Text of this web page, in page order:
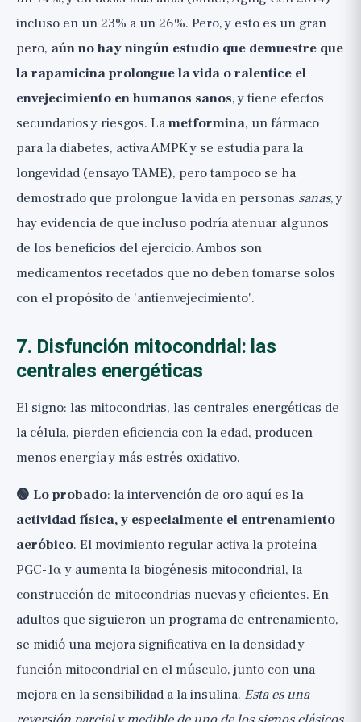
incluso en un 23% a un 26%. Pero, y esto es un gran
pero, aún no hay ningún estudio que demuestre que
la rapamicina prolongue la vida o ralentice el
envejecimiento en humanos sanos, y tiene efectos
secundarios y riesgos. Lametformina, un fármaco
para la diabetes, activa AMPK y se estudia para la
longevidad (ensayo TAME), pero tampoco se ha
demostrado que prolongue la vida en personas sanas, y
hay evidencia de que incluso podría atenuar algunos
de los beneficios del ejercicio. Ambos son
medicamentos recetados que no deben tomarse solos
con el propósito de 'antienvejecimiento'.
7. Disfunción mitocondrial: las
centrales energéticas
El signo: las mitocondrias, las centrales energéticas de
la célula, pierden eficiencia con la edad, producen
menos energía y más estrés oxidativo.
🟢 Lo probado: la intervención de oro aquí es la
actividad física, y especialmente el entrenamiento
aeróbico. El movimiento regular activa la proteína
PGC-1α y aumenta la biogénesis mitocondrial, la
construcción de mitocondrias nuevas y eficientes. En
adultos que siguieron un programa de entrenamiento,
se midió una mejora significativa en la densidad y
función mitocondrial en el músculo, junto con una
mejora en la sensibilidad a la insulina. Esta es una